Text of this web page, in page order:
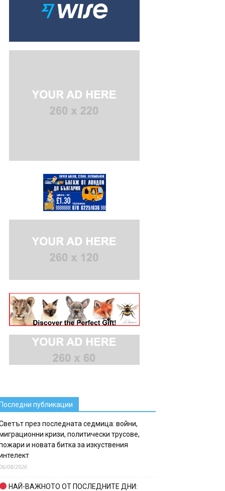
публикации
през последната седмица: войни,
кризи, политически трусове,
и новата битка за изкуствения
08/2026
НАЙ-ВАЖНОТО ОТ ПОСЛЕДНИТЕ ДНИ: